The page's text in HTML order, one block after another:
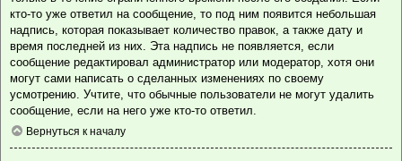
кто-то уже ответил на сообщение, то под ним появится небольшая
надпись, которая показывает количество правок, а также дату и
время последней из них. Эта надпись не появляется, если
сообщение редактировал администратор или модератор, хотя они
могут сами написать о сделанных изменениях по своему
усмотрению. Учтите, что обычные пользователи не могут удалить
сообщение, если на него уже кто-то ответил.
Вернуться к началу